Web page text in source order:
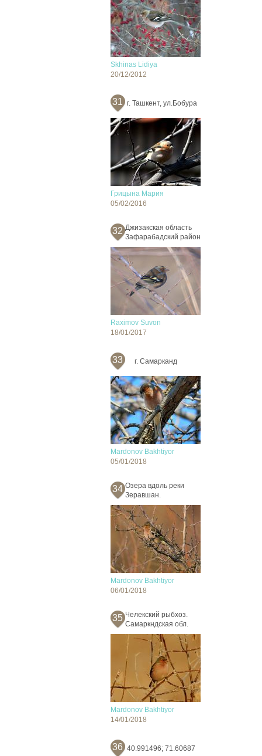
Skhinas Lidiya
20/12/2012
31 г. Ташкент, ул.Бобура
Грицына Мария
05/02/2016
32 Джизакская область
Зафарабадский район
Raximov Suvon
18/01/2017
33 г. Самарканд
Mardonov Bakhtiyor
05/01/2018
34 Озера вдоль реки
Зеравшан.
Mardonov Bakhtiyor
06/01/2018
35 Челекский рыбхоз.
Самаркндская обл.
Mardonov Bakhtiyor
14/01/2018
36 40.991496; 71.60687